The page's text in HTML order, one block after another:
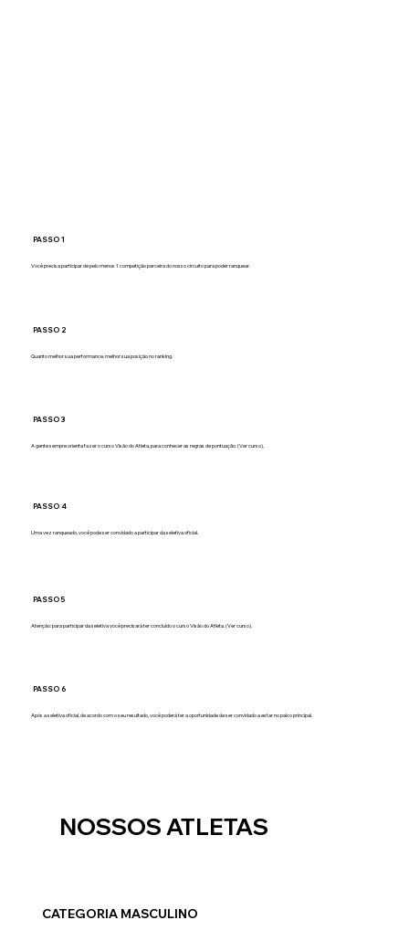
Você precisa participar de pelo menos 1 competição parceira do nosso circuito para poder ranquear.
PASSO 1
Quanto melhor sua performance, melhor sua posição no ranking.
PASSO 2
A gente sempre orienta fazer o curso Visão do Atleta, para conhecer as regras de pontuação. (Ver curso).
PASSO 3
Uma vez ranqueado, você pode ser convidado a participar da seletiva oficial.
PASSO 4
Atenção: para participar da seletiva você precisará ter concluído o curso Visão do Atleta. (Ver curso).
PASSO 5
Após a seletiva oficial, de acordo com o seu resultado, você poderá ter a oportunidade de ser convidado a estar no palco principal.
PASSO 6
CATEGORIA MASCULINO
NOSSOS ATLETAS